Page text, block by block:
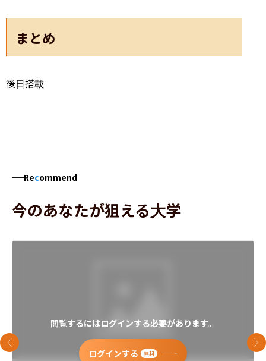
まとめ
後日搭載
Recommend
今のあなたが狙える大学
閲覧するにはログインする必要があります。
ログインする 無料
前のスライド 次